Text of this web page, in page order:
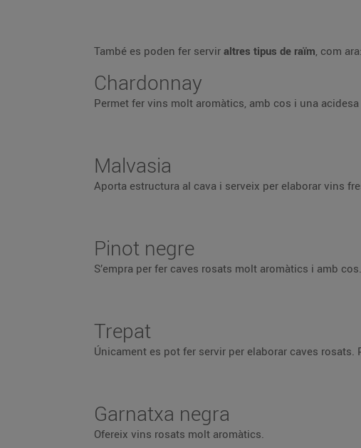
També es poden fer servir altres tipus de raïm, com ara:
Chardonnay
Permet fer vins molt aromàtics, amb cos i una acidesa
Malvasia
Aporta estructura al cava i serveix per elaborar vins
Pinot negre
S’empra per fer caves rosats molt aromàtics i amb cos.
Trepat
Únicament es pot fer servir per elaborar caves
Garnatxa negra
Ofereix vins rosats molt aromàtics.